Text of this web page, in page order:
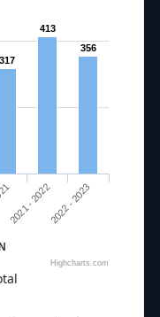
317
413
356
2021 - 20222022 - 2023
Highcharts.com